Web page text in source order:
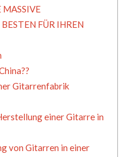
MASSIVE
FÜR IHREN
Gitarrenfabrik
einer Gitarre in
von Gitarren in einer